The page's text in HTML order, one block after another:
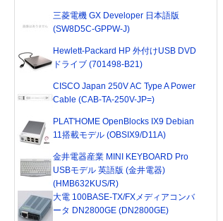
三菱電機 GX Developer 日本語版
(SW8D5C-GPPW-J)
Hewlett-Packard HP 外付けUSB DVD
ドライブ (701498-B21)
CISCO Japan 250V AC Type A Power
Cable (CAB-TA-250V-JP=)
PLAT'HOME OpenBlocks IX9 Debian
11搭載モデル (OBSIX9/D11A)
金井電器産業 MINI KEYBOARD Pro
USBモデル 英語版 (金井電器)
(HMB632KUS/R)
大電 100BASE-TX/FXメディアコンバ
ータ DN2800GE (DN2800GE)